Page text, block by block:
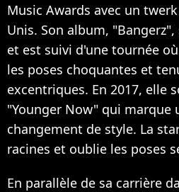
Music Awards avec un
Unis. Son album,
et est suivi d'une tournée
les poses choquantes et
excentriques. En 2017, elle
"Younger Now" qui marque
changement de style. La
racines et oublie les poses
En parallèle de sa carrière